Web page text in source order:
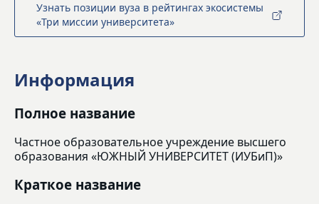
Узнать позиции вуза в рейтингах экосистемы
«Три миссии университета»
Информация
Полное название
Частное образовательное учреждение высшего
образования «ЮЖНЫЙ УНИВЕРСИТЕТ (ИУБиП)»
Краткое название